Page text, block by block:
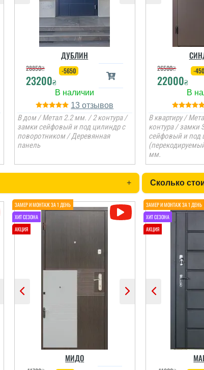
ДУБЛИН
28850₴
23200₴
-5650
13
В дом / Метал 2.2 мм. / 2 контура /
замки сейфовый и под цилиндр с
поворотником / Деревянная
панель
26500₴
22000₴
-
В квартиру /
контура / замки
сейфовый и под
мм.
+ Сколько
МИДО